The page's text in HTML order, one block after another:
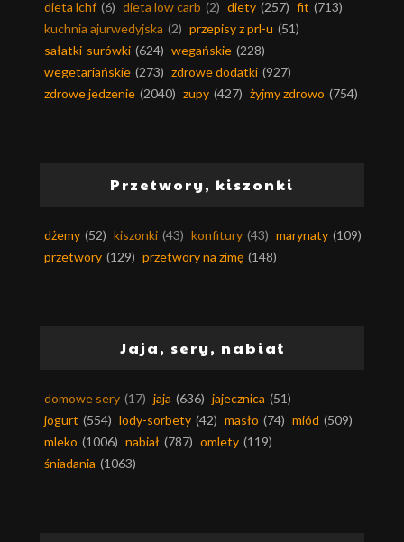
dieta lchf (6) dieta low carb (2) diety (257) fit (713)
kuchnia ajurwedyjska (2) przepisy z prl-u (51)
sałatki-surówki (624) wegańskie (228)
wegetariańskie (273) zdrowe dodatki (927)
zdrowe jedzenie (2040) zupy (427) żyjmy zdrowo (754)
Przetwory, kiszonki
dżemy (52) kiszonki (43) konfitury (43) marynaty (109)
przetwory (129) przetwory na zimę (148)
Jaja, sery, nabiał
domowe sery (17) jaja (636) jajecznica (51)
jogurt (554) lody-sorbety (42) masło (74) miód (509)
mleko (1006) nabiał (787) omlety (119)
śniadania (1063)